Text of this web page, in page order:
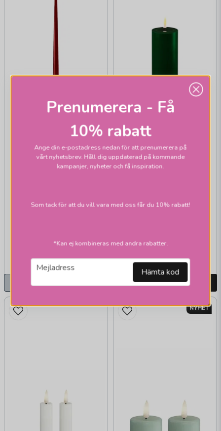
DELUXE HOMEART
349 kr
Slutsåld
Real Flame blockljus
249 kr
Skickas inom 1-2 vardagar
LÄGG I VARUKORGEN
NYHET
Prenumerera - Få
10% rabatt
Ange din e-postadress nedan för att prenumerera på
vårt nyhetsbrev. Håll dig uppdaterad på kommande
kampanjer, nyheter och få inspiration.
Som tack för att du vill vara med oss får du 10% rabatt!
*Kan ej kombineras med andra rabatter.
email
Mejladress Hämta kod